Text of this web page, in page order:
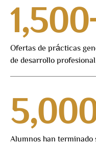
1,500
Ofertas de prácticas
de desarrollo profesional.
Alumnos han terminado